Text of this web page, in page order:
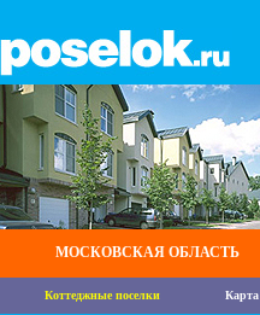
МОСКОВСКАЯ ОБЛАСТЬ
Коттеджные поселки Карта